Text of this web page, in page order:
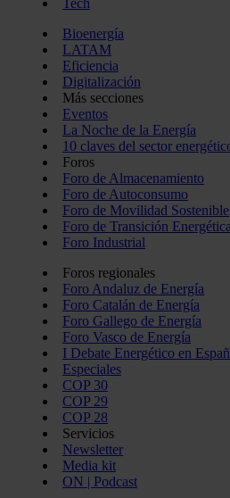
Tech
Bioenergía
LATAM
Eficiencia
Digitalización
Más secciones
Eventos
La Noche de la Energía
10 claves del sector
Foros
Foro de Almacenamiento
Foro de Autoconsumo
Foro de Movilidad Sostenible
Foro de Transición Energética
Foro Industrial
Foros regionales
Foro Andaluz de Energía
Foro Catalán de Energía
Foro Gallego de Energía
Foro Vasco de Energía
I Debate Energético en
Especiales
COP 30
COP 29
COP 28
Servicios
Newsletter
Media kit
ON | Podcast